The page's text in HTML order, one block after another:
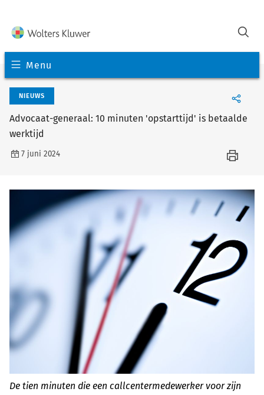
Menu
NIEUWS
Advocaat-generaal: 10 minuten 'opstarttijd' is betaalde
werktijd
7 juni 2024
De tien minuten die een callcentermedewerker voor zijn